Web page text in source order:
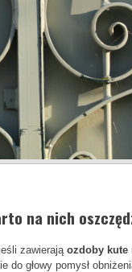
na nich
zawierająozdoby kute
głowy pomysł